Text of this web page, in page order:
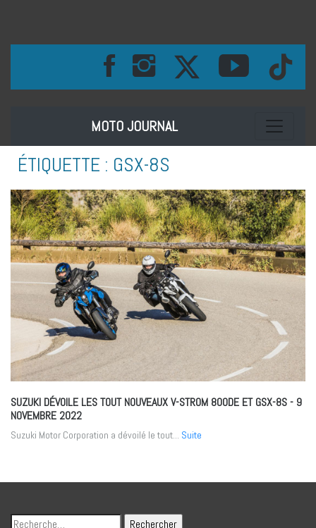
MOTO JOURNAL Toggle
ÉTIQUETTE : GSX-8S
SUZUKI DÉVOILE LES TOUT NOUVEAUX V-STROM 800DE ET GSX-8S- 9
NOVEMBRE 2022
Suzuki Motor Corporation a dévoilé le tout... Suite